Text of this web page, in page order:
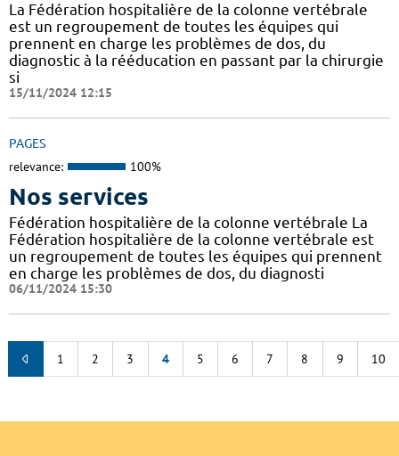
La Fédération hospitalière de la colonne vertébrale
est un regroupement de toutes les équipes qui
prennent en charge les problèmes de dos, du
diagnostic à la rééducation en passant par la chirurgie
si
15/11/2024 12:15
PAGES
relevance: 100%
Nos services
Fédération hospitalière de la colonne vertébrale La
Fédération hospitalière de la colonne vertébrale est
un regroupement de toutes les équipes qui prennent
en charge les problèmes de dos, du diagnosti
06/11/2024 15:30
1 2 3 4 5 6 7 8 9 10